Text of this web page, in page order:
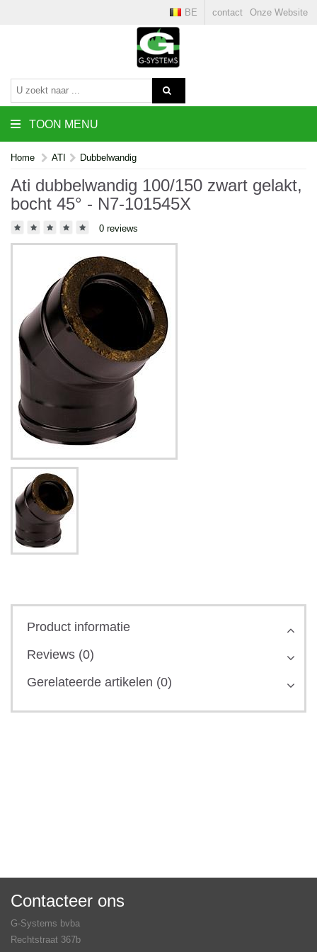
contact Onze Website
BE
TOON MENU
Home ATI Dubbelwandig
Ati dubbelwandig 100/150 zwart gelakt,
bocht 45° - N7-101545X
0 reviews
Product informatie
Reviews (0)
Gerelateerde artikelen (0)
Contacteer ons
G-Systems bvba
Rechtstraat 367b